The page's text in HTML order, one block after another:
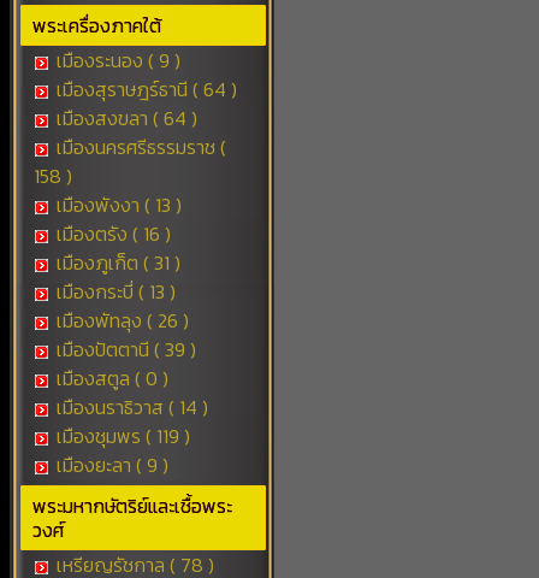
พระเครื่องภาคใต้
เมืองระนอง ( 9 )
เมืองสุราษฎร์ธานี ( 64 )
เมืองสงขลา ( 64 )
เมืองนครศรีธรรมราช (
158 )
เมืองพังงา ( 13 )
เมืองตรัง ( 16 )
เมืองภูเก็ต ( 31 )
เมืองกระบี่ ( 13 )
เมืองพัทลุง ( 26 )
เมืองปัตตานี ( 39 )
เมืองสตูล ( 0 )
เมืองนราธิวาส ( 14 )
เมืองชุมพร ( 119 )
เมืองยะลา ( 9 )
พระมหากษัตริย์และเชื้อพระ
วงศ์
เหรียญรัชกาล ( 78 )